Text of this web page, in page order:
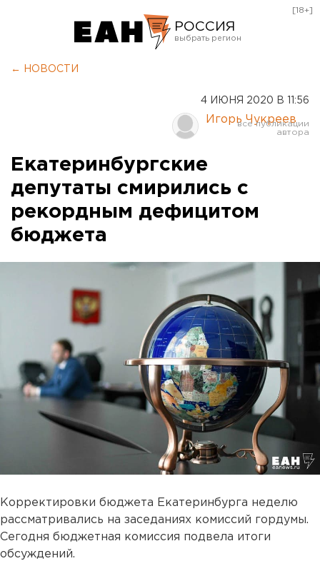
РОССИЯ
Курган
Оренбург
[18+]
← НОВОСТИ
4 ИЮНЯ 2020 В 11:56
Игорь Чукреев
Екатеринбургские
депутаты смирились с
рекордным дефицитом
бюджета
Корректировки бюджета Екатеринбурга неделю
рассматривались на заседаниях комиссий гордумы.
Сегодня бюджетная комиссия подвела итоги
обсуждений.